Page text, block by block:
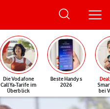
Die Vodafone
CallYa-Tarife im
Überblick
Beste Handys
2026
Deal
bei